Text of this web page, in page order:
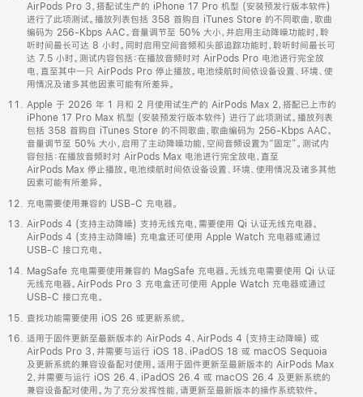
AirPods Pro 3，搭配试生产的 iPhone 17 Pro 机型 (安装预发行版本软件)
进行了此项测试。播放列表包括 358 首购自 iTunes Store 的不同歌曲，歌曲
编码为 256-Kbps AAC。音量调节至 50% 大小，并启用主动降噪功能时，聆
听时间最长可达 8 小时。同时启用空间音频和头部追踪功能时，聆听时间最长可
达 7.5 小时。测试内容包括：在播放音频时对 AirPods Pro 电池进行完全放
电，直至其中一只 AirPods Pro 停止播放。电池续航时间依设备设置、环境、使
用情况及诸多其他因素可能有所差异。
Apple 于 2026 年 1 月和 2 月使用试生产的 AirPods Max 2，搭配已上市的
iPhone 17 Pro Max 机型 (安装预发行版本软件) 进行了此项测试。播放列表
包括 358 首购自 iTunes Store 的不同歌曲，歌曲编码为 256-Kbps AAC。
音量调节至 50% 大小，启用了主动降噪功能，空间音频设置为“固定”。测试内
容包括：在播放音频时对 AirPods Max 电池进行完全放电，直至
AirPods Max 停止播放。电池续航时间依设备设置、环境、使用情况及诸多其他
因素可能有所差异。
充电需要使用兼容的 USB-C 充电器。
AirPods 4 (支持主动降噪) 支持无线充电，需要使用 Qi 认证无线充电器。
AirPods 4 (支持主动降噪) 充电盒还可使用 Apple Watch 充电器或通过
USB-C 接口充电。
MagSafe 充电需要使用兼容的 MagSafe 充电器。无线充电需要使用 Qi 认证
无线充电器。AirPods Pro 3 充电盒还可使用 Apple Watch 充电器或通过
USB-C 接口充电。
查找功能需要使用 iOS 26 或更新系统。
适用于固件更新至最新版本的 AirPods 4、AirPods 4 (支持主动降噪) 或
AirPods Pro 3，并需要与运行 iOS 18、iPadOS 18 或 macOS Sequoia
及更新系统的兼容设备配对使用。适用于固件更新至最新版本的 AirPods Max
2，并需要与运行 iOS 26.4、iPadOS 26.4 或 macOS 26.4 及更新系统的
兼容设备配对使用。为了充分发挥性能，请更新至最新版本的操作系统软件。